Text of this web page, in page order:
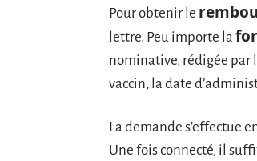
Pour obtenir le
lettre. Peu importe la
nominative, rédigée par
vaccin, la date
La demande s’effectue
Une fois connecté, il